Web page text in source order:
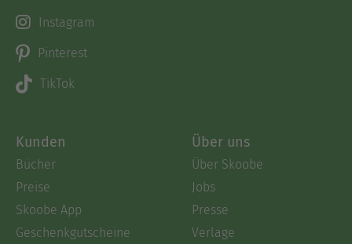
Instagram
Pinterest
TikTok
Kunden
Bücher
Preise
Skoobe App
Geschenkgutscheine
Über uns
Über Skoobe
Jobs
Presse
Verlage